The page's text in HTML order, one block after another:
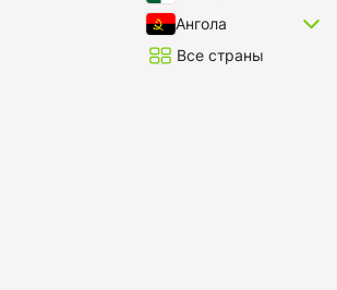
Ангола
Все страны